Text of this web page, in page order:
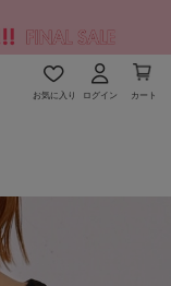
お気に入り ログイン カート